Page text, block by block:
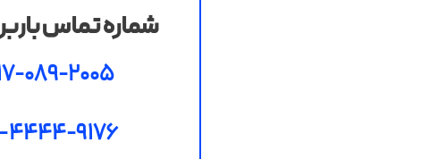
شماره تماس
089-2005
4444-9176